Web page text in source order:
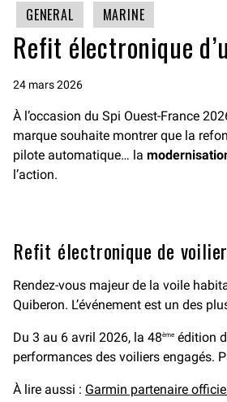
GENERAL MARINE
Refit électronique
24 mars 2026
À l’occasion du Spi Ouest-France
marque souhaite montrer que la
pilote automatique… la
l’action.
Refit électronique de
Rendez-vous majeur de la voile
Quiberon. L’événement est un des
Du 3 au 6 avril 2026, la 48ème édition
performances des voiliers engagés.
À lire aussi : Garmin partenaire